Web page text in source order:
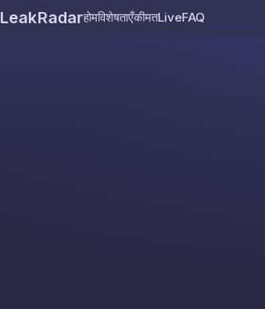
LeakRadarहोमविशेषताएँकीमतLiveFAQ